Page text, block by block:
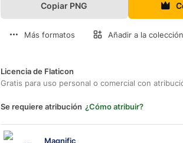
Copiar PNG
Más formatos Añadir a la colección
Licencia de Flaticon
Gratis para uso personal o comercial con
Se requiere atribución ¿Cómo atribuir?
Magnific